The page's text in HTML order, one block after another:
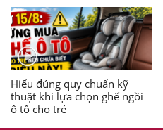
Hiểu đúng quy chuẩn kỹ
thuật khi lựa chọn ghế ngồi
ô tô cho trẻ